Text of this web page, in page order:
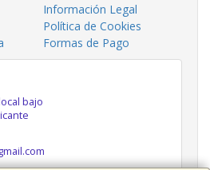
Información Legal
Política de Cookies
Formas de Pago
bajo